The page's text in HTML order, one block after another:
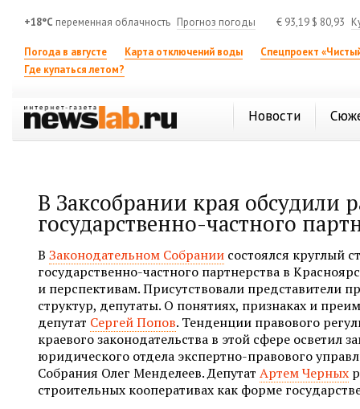
+18°C переменная облачность Прогноз погоды € 93,19 $ 80,93
Погода в августе Карта отключений воды
Спецпроект
Где купаться летом?
Новости
В Заксобрании края обсудили
государственно-частного
В Законодательном Собрании состоялся круглый
государственно-частного партнерства в
и перспективам. Присутствовали представители
структур, депутаты. О понятиях, признаках и
депутат Сергей Попов. Тенденции правового
краевого законодательства в этой сфере осветил
юридического отдела экспертно-правового
Собрания Олег Менделеев. Депутат Артем Черных
строительных кооперативах как форме